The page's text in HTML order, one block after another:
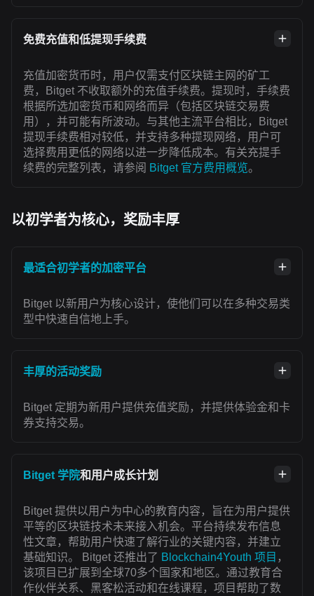
免费充值和低提现手续费
充值加密货币时，用户仅需支付区块链主网的矿工
费，Bitget 不收取额外的充值手续费。提现时，手续费
根据所选加密货币和网络而异（包括区块链交易费
用），并可能有所波动。与其他主流平台相比，Bitget
提现手续费相对较低，并支持多种提现网络，用户可
选择费用更低的网络以进一步降低成本。有关充提手
续费的完整列表，请参阅 Bitget 官方费用概览。
以初学者为核心，奖励丰厚
最适合初学者的加密平台
Bitget 以新用户为核心设计，使他们可以在多种交易类
型中快速自信地上手。
丰厚的活动奖励
Bitget 定期为新用户提供充值奖励，并提供体验金和卡
券支持交易。
Bitget 学院和用户成长计划
Bitget 提供以用户为中心的教育内容，旨在为用户提供
平等的区块链技术未来接入机会。平台持续发布信息
性文章，帮助用户快速了解行业的关键内容，并建立
基础知识。 Bitget 还推出了 Blockchain4Youth 项目 ，
该项目已扩展到全球70多个国家和地区。通过教育合
作伙伴关系、黑客松活动和在线课程，项目帮助了数